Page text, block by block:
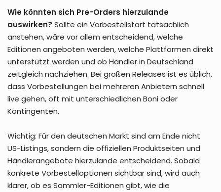
Wie könnten sich Pre-Orders hierzulande
auswirken? Sollte ein Vorbestellstart tatsächlich
anstehen, wäre vor allem entscheidend, welche
Editionen angeboten werden, welche Plattformen direkt
unterstützt werden und ob Händler in Deutschland
zeitgleich nachziehen. Bei großen Releases ist es üblich,
dass Vorbestellungen bei mehreren Anbietern schnell
live gehen, oft mit unterschiedlichen Boni oder
Kontingenten.
Wichtig: Für den deutschen Markt sind am Ende nicht
US-Listings, sondern die offiziellen Produktseiten und
Händlerangebote hierzulande entscheidend. Sobald
konkrete Vorbestelloptionen sichtbar sind, wird auch
klarer, ob es Sammler-Editionen gibt, wie die